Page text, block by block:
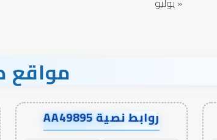
مواقع
روابط نصية AA49895